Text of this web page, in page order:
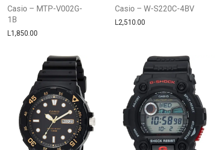
Casio – MTP-V002G-
1B
L1,850.00
Casio – W-S220C-4BV
L2,510.00